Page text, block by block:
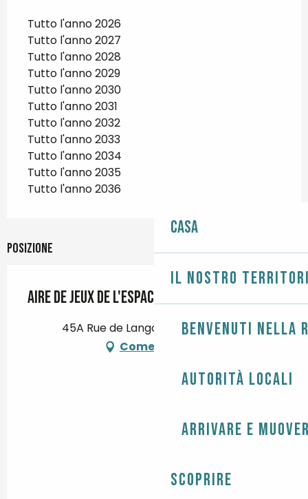
Casa
Il nostro
Benvenuti nella
Autorità locali
Arrivare e
Scoprire
Tutto l'anno 2026
Tutto l'anno 2027
Tutto l'anno 2028
Tutto l'anno 2029
Tutto l'anno 2030
Tutto l'anno 2031
Tutto l'anno 2032
Tutto l'anno 2033
Tutto l'anno 2034
Tutto l'anno 2035
Tutto l'anno 2036
Posizione
Aire de jeux de l'Espace Louise Coupa
45A Rue de Langoz, 29750 Loctudy
Come arrivare